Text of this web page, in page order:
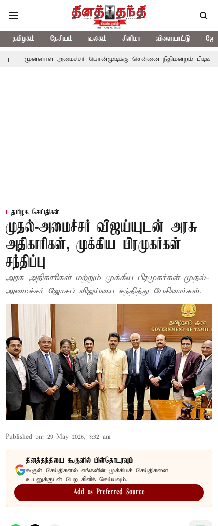
தமிழகம் தேசியம் உலகம் சினிமா விளையாட்டு
அமைச்சர் பொன்முடிக்கு சென்னை நீதிமன்றம் பிடிவாராண்ட்
தமிழக செய்திகள்
முதல்-அமைச்சர் விஜய்யுடன் அரசு
அதிகாரிகள், முக்கிய பிரமுகர்கள்
சந்திப்பு
அரசு அதிகாரிகள் மற்றும் முக்கிய பிரமுகர்கள் முதல்-
அமைச்சர் ஜோசப் விஜய்யை சந்தித்து பேசினார்கள்.
Published on: 29 May 2026, 8:32 am
தினத்தந்தியை கூகுளில் பின்தொடரவும்
கூகுள் செய்திகளில் எங்களின் முக்கியச் செய்திகளை
உடனுக்குடன் பெற கிளிக் செய்யவும்.
Add as Preferred Source